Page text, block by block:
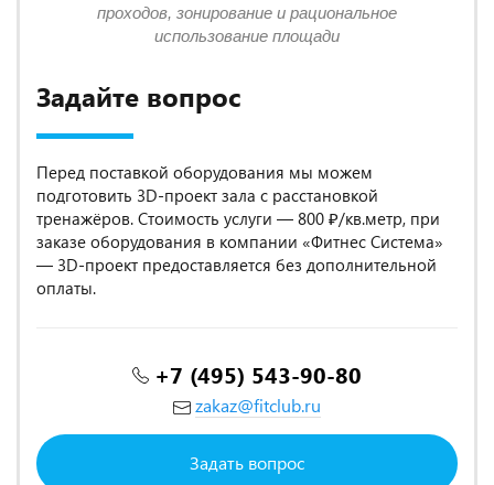
Задайте вопрос
Перед поставкой оборудования мы можем
подготовить 3D-проект зала с расстановкой
тренажёров. Стоимость услуги — 800 ₽/кв.метр, при
заказе оборудования в компании «Фитнес Система»
— 3D-проект предоставляется без дополнительной
оплаты.
+7 (495) 543-90-80
zakaz@fitclub.ru
Задать вопрос
проходов, зонирование и рациональное
использование площади